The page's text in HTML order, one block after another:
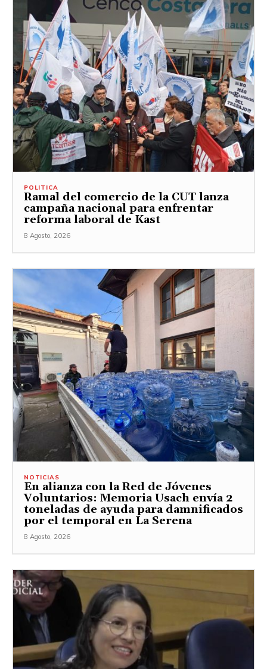
POLITICA
Ramal del comercio de la CUT lanza
campaña nacional para enfrentar
reforma laboral de Kast
8 Agosto, 2026
NOTICIAS
En alianza con la Red de Jóvenes
Voluntarios: Memoria Usach envía 2
toneladas de ayuda para damnificados
por el temporal en La Serena
8 Agosto, 2026